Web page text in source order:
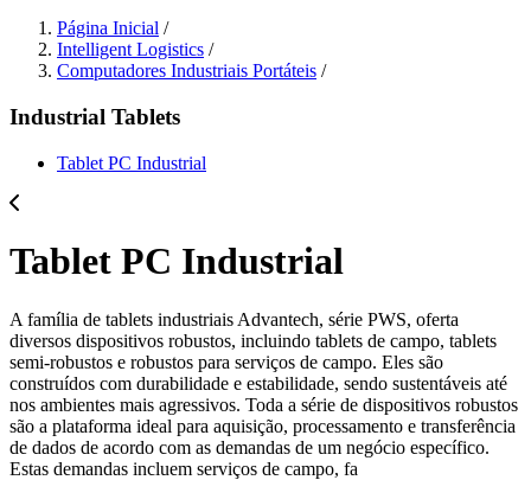
Página Inicial /
Intelligent Logistics /
Computadores Industriais Portáteis /
Industrial Tablets
Tablet PC Industrial
Tablet PC Industrial
A família de tablets industriais Advantech, série PWS, oferta
diversos dispositivos robustos, incluindo tablets de campo, tablets
semi-robustos e robustos para serviços de campo. Eles são
construídos com durabilidade e estabilidade, sendo sustentáveis até
nos ambientes mais agressivos. Toda a série de dispositivos robustos
são a plataforma ideal para aquisição, processamento e transferência
de dados de acordo com as demandas de um negócio específico.
Estas demandas incluem serviços de campo, fa